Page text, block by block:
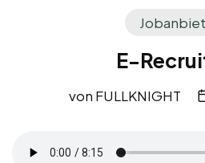
E-
von FULLKNIGHT